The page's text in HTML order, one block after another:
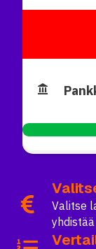
Valitse